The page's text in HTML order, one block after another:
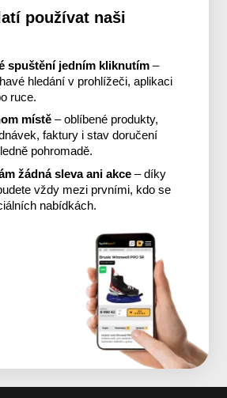
používat naši
spuštění jedním kliknutím –
hledání v prohlížeči, aplikaci
ruce.
místě – oblíbené produkty,
faktury i stav doručení
pohromadě.
žádná sleva ani akce – díky
vždy mezi prvními, kdo se
nabídkách.